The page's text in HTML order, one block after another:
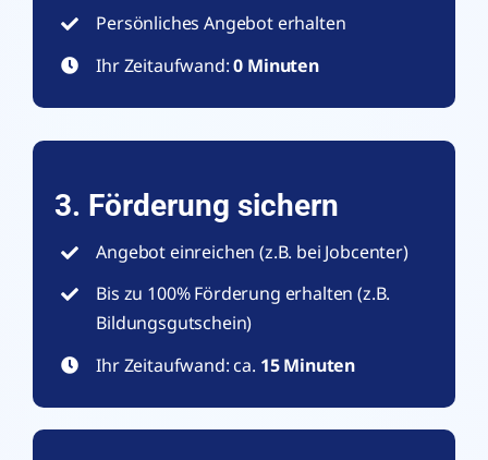
Persönliches Angebot erhalten
Ihr Zeitaufwand:0 Minuten
3. Förderung sichern
Angebot einreichen (z.B. bei Jobcenter)
Bis zu 100% Förderung erhalten (z.B.
Bildungsgutschein)
Ihr Zeitaufwand: ca. 15 Minuten